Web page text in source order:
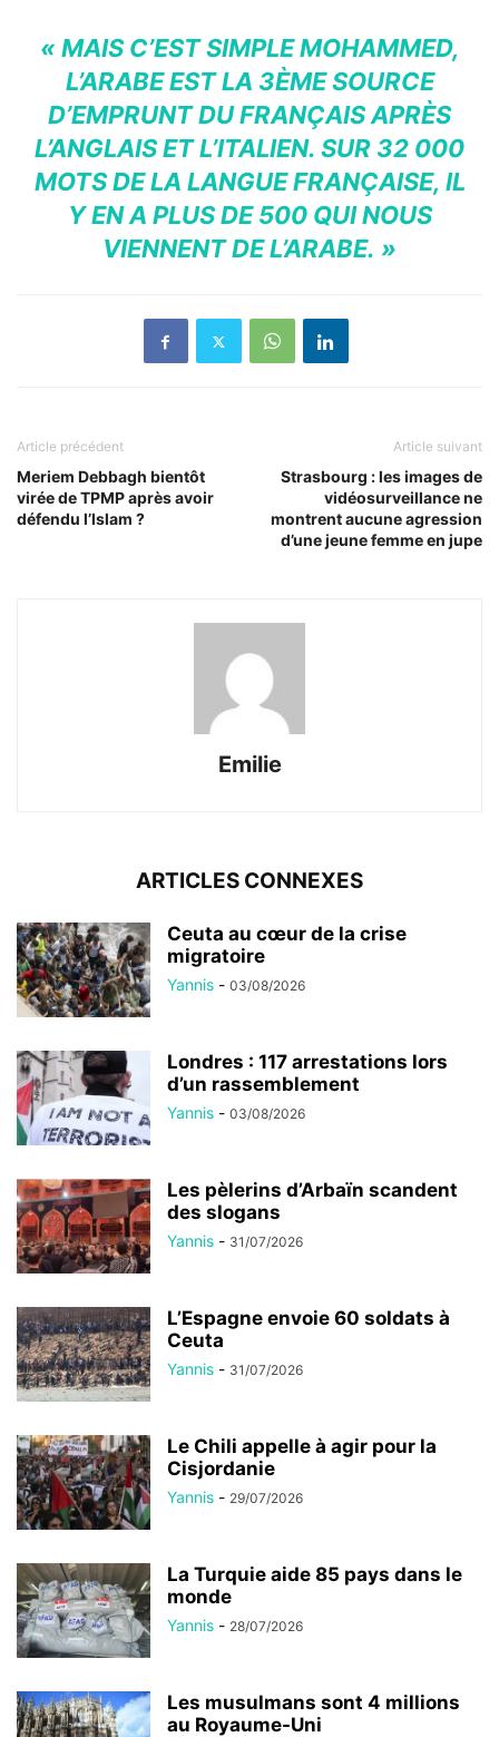
« MAIS C’EST SIMPLE MOHAMMED,
L’ARABE EST LA 3ÈME SOURCE
D’EMPRUNT DU FRANÇAIS APRÈS
L’ANGLAIS ET L’ITALIEN. SUR 32 000
MOTS DE LA LANGUE FRANÇAISE, IL
Y EN A PLUS DE 500 QUI NOUS
VIENNENT DE L’ARABE. »
Article précédent
Meriem Debbagh bientôt
virée de TPMP après avoir
défendu l’Islam ?
Article suivant
Strasbourg : les images de
vidéosurveillance ne
montrent aucune agression
d’une jeune femme en jupe
Emilie
ARTICLES CONNEXES
Ceuta au cœur de la crise
migratoire
Yannis - 03/08/2026
Londres : 117 arrestations lors
d’un rassemblement
Yannis - 03/08/2026
Les pèlerins d’Arbaïn scandent
des slogans
Yannis - 31/07/2026
L’Espagne envoie 60 soldats à
Ceuta
Yannis - 31/07/2026
Le Chili appelle à agir pour la
Cisjordanie
Yannis - 29/07/2026
La Turquie aide 85 pays dans le
monde
Yannis - 28/07/2026
Les musulmans sont 4 millions
au Royaume-Uni